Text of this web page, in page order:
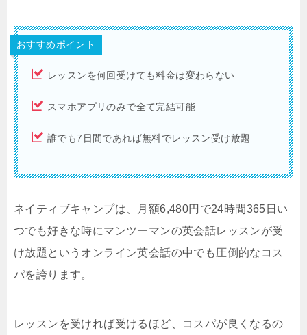
おすすめポイント
レッスンを何回受けても料金は変わらない
スマホアプリのみで全て完結可能
誰でも7日間であれば無料でレッスン受け放題
ネイティブキャンプは、月額6,480円で24時間365日い
つでも好きな時にマンツーマンの英会話レッスンが受
け放題というオンライン英会話の中でも圧倒的なコス
パを誇ります。
レッスンを受ければ受けるほど、コスパが良くなるの